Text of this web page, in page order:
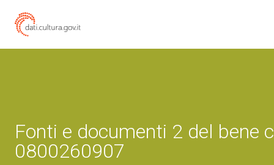
Fonti e documenti 2 del bene
0800260907